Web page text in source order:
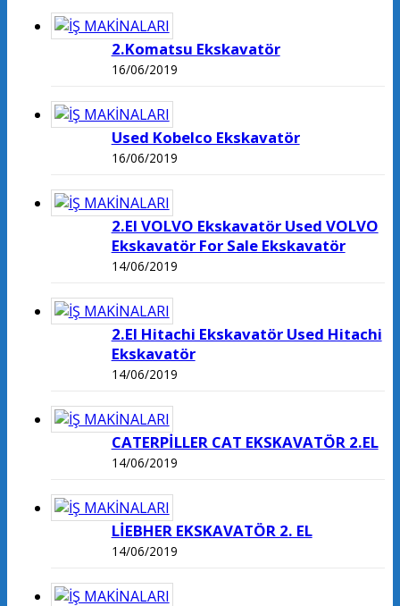
2.Komatsu Ekskavatör
16/06/2019
Used Kobelco Ekskavatör
16/06/2019
2.El VOLVO Ekskavatör Used VOLVO
Ekskavatör For Sale Ekskavatör
14/06/2019
2.El Hitachi Ekskavatör Used Hitachi
Ekskavatör
14/06/2019
CATERPİLLER CAT EKSKAVATÖR 2.EL
14/06/2019
LİEBHER EKSKAVATÖR 2. EL
14/06/2019